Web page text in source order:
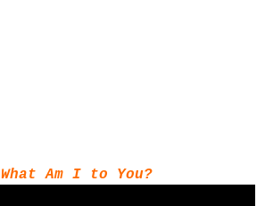
What Am I to You?